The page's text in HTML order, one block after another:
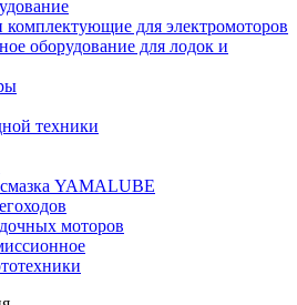
комплектующие для электромоторов
оборудование для лодок и
техники
YAMALUBE
моторов